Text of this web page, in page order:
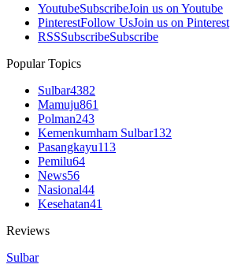
YoutubeSubscribeJoin us on Youtube
PinterestFollow UsJoin us on Pinterest
RSSSubscribeSubscribe
Popular Topics
Sulbar4382
Mamuju861
Polman243
Kemenkumham Sulbar132
Pasangkayu113
Pemilu64
News56
Nasional44
Kesehatan41
Reviews
Sulbar